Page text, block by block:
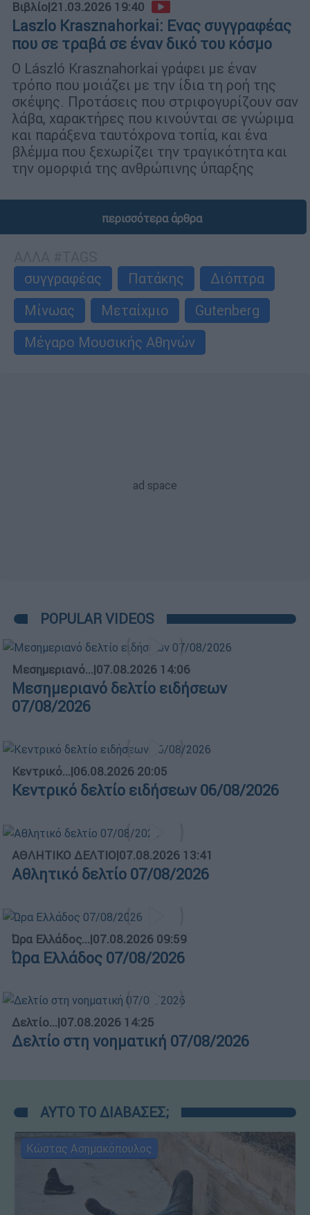
Βιβλίο|21.03.2026 19:40
Laszlo Krasznahorkai: Ενας συγγραφέας
που σε τραβά σε έναν δικό του κόσμο
Ο László Krasznahorkai γράφει με έναν
τρόπο που μοιάζει με την ίδια τη ροή της
σκέψης. Προτάσεις που στριφογυρίζουν σαν
λάβα, χαρακτήρες που κινούνται σε γνώριμα
και παράξενα ταυτόχρονα τοπία, και ένα
βλέμμα που ξεχωρίζει την τραγικότητα και
την ομορφιά της ανθρώπινης ύπαρξης
περισσότερα άρθρα
συγγραφέας
Πατάκης
Διόπτρα
Μίνωας
Μεταίχμιο
Gutenberg
Μέγαρο Μουσικής Αθηνών
POPULAR VIDEOS
Μεσημεριανό...|07.08.2026 14:06
Μεσημεριανό δελτίο ειδήσεων
07/08/2026
Κεντρικό...|06.08.2026 20:05
Κεντρικό δελτίο ειδήσεων 06/08/2026
ΑΘΛΗΤΙΚΟ ΔΕΛΤΙΟ|07.08.2026 13:41
Αθλητικό δελτίο 07/08/2026
Ώρα Ελλάδος...|07.08.2026 09:59
Ώρα Ελλάδος 07/08/2026
Δελτίο...|07.08.2026 14:25
Δελτίο στη νοηματική 07/08/2026
ΑΥΤΟ ΤΟ ΔΙΑΒΑΣΕΣ;
Κώστας Ασημακόπουλος